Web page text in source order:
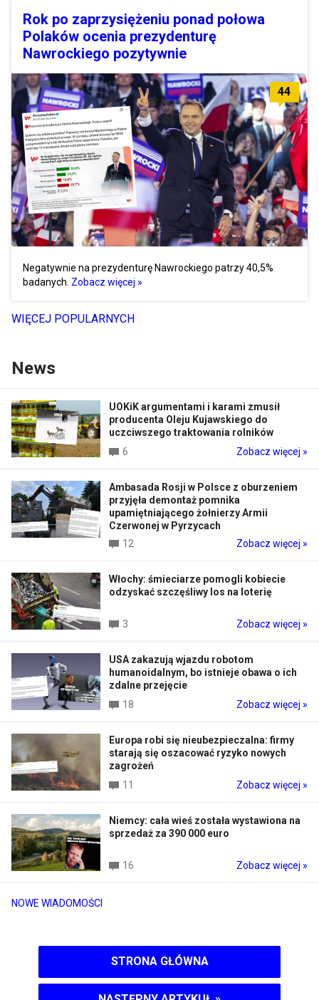
Rok po zaprzysiężeniu ponad połowa
Polaków ocenia prezydenturę
Nawrockiego pozytywnie
44
Negatywnie na prezydenturę Nawrockiego patrzy 40,5%
badanych. Zobacz więcej »
WIĘCEJ POPULARNYCH
News
NOWE WIADOMOŚCI
UOKiK argumentami i karami zmusił
producenta Oleju Kujawskiego do
uczciwszego traktowania rolników
6
Zobacz więcej »
Ambasada Rosji w Polsce z oburzeniem
przyjęła demontaż pomnika
upamiętniającego żołnierzy Armii
Czerwonej w Pyrzycach
12
Zobacz więcej »
Włochy: śmieciarze pomogli kobiecie
odzyskać szczęśliwy los na loterię
3 Zobacz więcej »
USA zakazują wjazdu robotom
humanoidalnym, bo istnieje obawa o ich
zdalne przejęcie
18
Zobacz więcej »
Europa robi się nieubezpieczalna: firmy
starają się oszacować ryzyko nowych
zagrożeń
11
Zobacz więcej »
Niemcy: cała wieś została wystawiona na
sprzedaż za 390 000 euro
16 Zobacz więcej »
STRONA GŁÓWNA